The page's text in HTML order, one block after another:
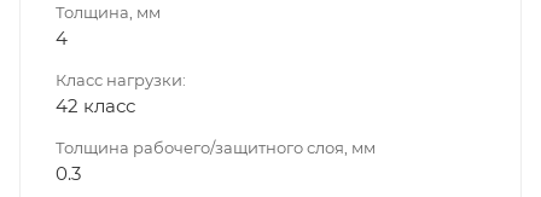
Толщина, мм
4
Класс нагрузки:
42 класс
Толщина рабочего/защитного слоя, мм
0.3